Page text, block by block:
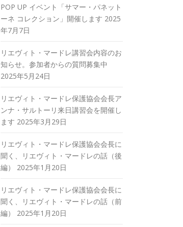
POP UP イベント「サマー・パネット
ーネ コレクション」開催します 2025
年7月7日
リエヴィト・マードレ講習会内容のお
知らせ。参加者からの質問募集中
2025年5月24日
リエヴィト・マードレ保護協会会長ア
ンナ・サルトーリ来日講習会を開催し
ます 2025年3月29日
リエヴィト・マードレ保護協会会長に
聞く、リエヴィト・マードレの話（後
編）
2025年1月20日
リエヴィト・マードレ保護協会会長に
聞く、リエヴィト・マードレの話（前
編）
2025年1月20日